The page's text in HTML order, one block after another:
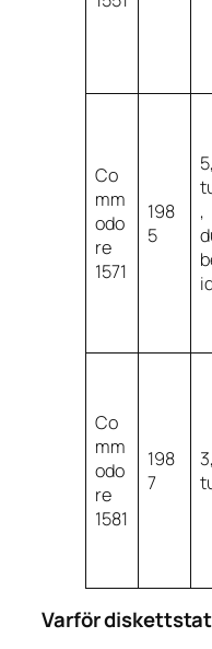
Co
mm
odo
re
1571
198
5
,
Co
mm
odo
re
1581
198
7
Varför